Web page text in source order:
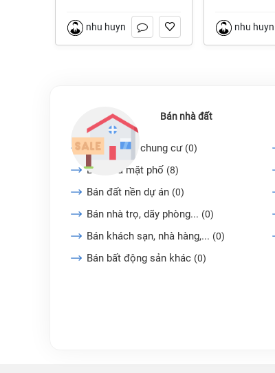
nhu huynh nhu huynh
Bán nhà đất
Bán căn hộ chung cư (0)
Bán nhà mặt phố (8)
Bán đất nền dự án (0)
Bán nhà trọ, dãy phòng... (0)
Bán khách sạn, nhà hàng,... (0)
Bán bất động sản khác (0)